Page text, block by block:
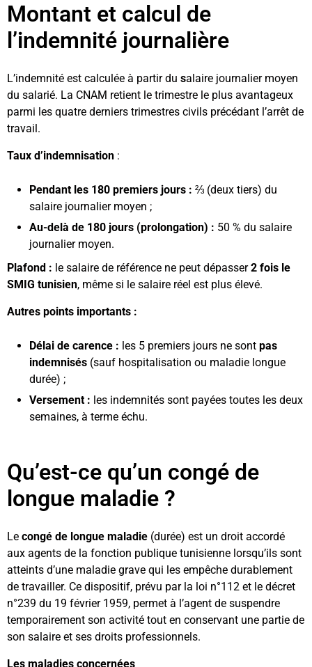
Montant et calcul de
l’indemnité journalière
L’indemnité est calculée à partir du salaire journalier moyen
du salarié. La CNAM retient le trimestre le plus avantageux
parmi les quatre derniers trimestres civils précédant l’arrêt de
travail.
Taux d’indemnisation :
Pendant les 180 premiers jours : ⅔ (deux tiers) du
salaire journalier moyen ;
Au-delà de 180 jours (prolongation) : 50 % du salaire
journalier moyen.
Plafond : le salaire de référence ne peut dépasser2 fois le
SMIG tunisien, même si le salaire réel est plus élevé.
Autres points importants :
Délai de carence : les 5 premiers jours ne sont pas
indemnisés (sauf hospitalisation ou maladie longue
durée) ;
Versement : les indemnités sont payées toutes les deux
semaines, à terme échu.
Qu’est-ce qu’un congé de
longue maladie ?
Le congé de longue maladie (durée) est un droit accordé
aux agents de la fonction publique tunisienne lorsqu’ils sont
atteints d’une maladie grave qui les empêche durablement
de travailler. Ce dispositif, prévu par la loi n°112 et le décret
n°239 du 19 février 1959, permet à l’agent de suspendre
temporairement son activité tout en conservant une partie de
son salaire et ses droits professionnels.
Les maladies concernées